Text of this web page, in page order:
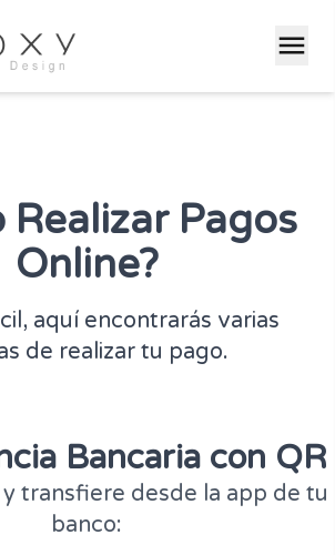
menu
Realizar Pagos
Online?
aquí encontrarás varias
de realizar tu pago.
Bancaria con QR
y transfiere desde la app de tu
banco: